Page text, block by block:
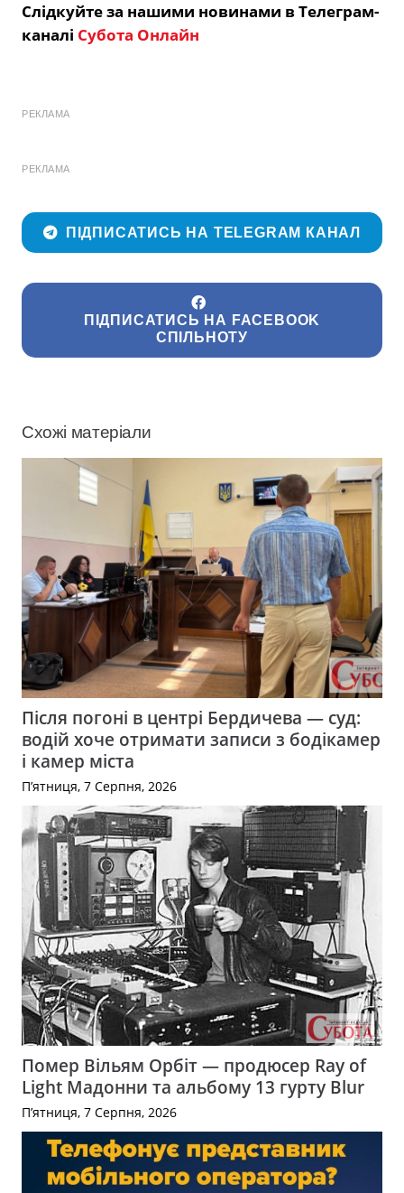
Слідкуйте за нашими новинами в Телеграм-
каналі Субота Онлайн
РЕКЛАМА
РЕКЛАМА
ПІДПИСАТИСЬ НА TELEGRAM КАНАЛ
ПІДПИСАТИСЬ НА FACEBOOK
СПІЛЬНОТУ
Схожі матеріали
Після погоні в центрі Бердичева — суд:
водій хоче отримати записи з бодікамер
і камер міста
П’ятниця, 7 Серпня, 2026
Помер Вільям Орбіт — продюсер Ray of
Light Мадонни та альбому 13 гурту Blur
П’ятниця, 7 Серпня, 2026